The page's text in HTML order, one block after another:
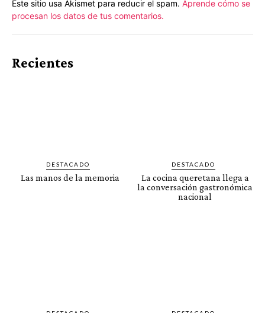
Este sitio usa Akismet para reducir el spam. Aprende cómo se
procesan los datos de tus comentarios.
Recientes
DESTACADO
Las manos de la memoria
DESTACADO
La cocina queretana llega a
la conversación gastronómica
nacional